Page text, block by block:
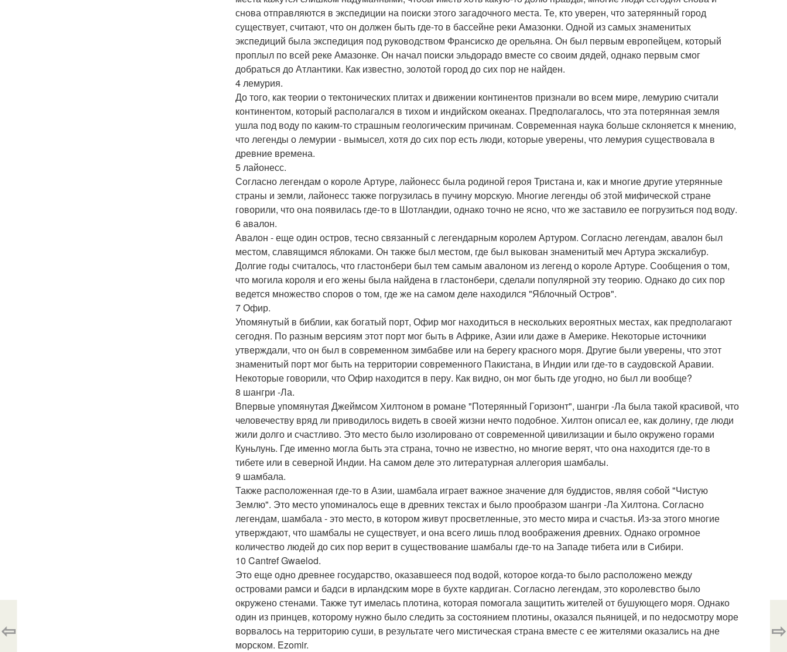
снова отправляются в экспедиции на поиски этого загадочного места. Те, кто уверен, что затерянный город
существует, считают, что он должен быть где-то в бассейне реки Амазонки. Одной из самых знаменитых
экспедиций была экспедиция под руководством Франсиско де орельяна. Он был первым европейцем, который
проплыл по всей реке Амазонке. Он начал поиски эльдорадо вместе со своим дядей, однако первым смог
добраться до Атлантики. Как известно, золотой город до сих пор не найден.
4 лемурия.
До того, как теории о тектонических плитах и движении континентов признали во всем мире, лемурию считали
континентом, который располагался в тихом и индийском океанах. Предполагалось, что эта потерянная земля
ушла под воду по каким-то страшным геологическим причинам. Современная наука больше склоняется к мнению,
что легенды о лемурии - вымысел, хотя до сих пор есть люди, которые уверены, что лемурия существовала в
древние времена.
5 лайонесс.
Согласно легендам о короле Артуре, лайонесс была родиной героя Тристана и, как и многие другие утерянные
страны и земли, лайонесс также погрузилась в пучину морскую. Многие легенды об этой мифической стране
говорили, что она появилась где-то в Шотландии, однако точно не ясно, что же заставило ее погрузиться под воду.
6 авалон.
Авалон - еще один остров, тесно связанный с легендарным королем Артуром. Согласно легендам, авалон был
местом, славящимся яблоками. Он также был местом, где был выкован знаменитый меч Артура экскалибур.
Долгие годы считалось, что гластонбери был тем самым авалоном из легенд о короле Артуре. Сообщения о том,
что могила короля и его жены была найдена в гластонбери, сделали популярной эту теорию. Однако до сих пор
ведется множество споров о том, где же на самом деле находился "Яблочный Остров".
7 Офир.
Упомянутый в библии, как богатый порт, Офир мог находиться в нескольких вероятных местах, как предполагают
сегодня. По разным версиям этот порт мог быть в Африке, Азии или даже в Америке. Некоторые источники
утверждали, что он был в современном зимбабве или на берегу красного моря. Другие были уверены, что этот
знаменитый порт мог быть на территории современного Пакистана, в Индии или где-то в саудовской Аравии.
Некоторые говорили, что Офир находится в перу. Как видно, он мог быть где угодно, но был ли вообще?
8 шангри -Ла.
Впервые упомянутая Джеймсом Хилтоном в романе "Потерянный Горизонт", шангри -Ла была такой красивой, что
человечеству вряд ли приводилось видеть в своей жизни нечто подобное. Хилтон описал ее, как долину, где люди
жили долго и счастливо. Это место было изолировано от современной цивилизации и было окружено горами
Куньлунь. Где именно могла быть эта страна, точно не известно, но многие верят, что она находится где-то в
тибете или в северной Индии. На самом деле это литературная аллегория шамбалы.
9 шамбала.
Также расположенная где-то в Азии, шамбала играет важное значение для буддистов, являя собой "Чистую
Землю". Это место упоминалось еще в древних текстах и было прообразом шангри -Ла Хилтона. Согласно
легендам, шамбала - это место, в котором живут просветленные, это место мира и счастья. Из-за этого многие
утверждают, что шамбалы не существует, и она всего лишь плод воображения древних. Однако огромное
количество людей до сих пор верит в существование шамбалы где-то на Западе тибета или в Сибири.
10 Cantref Gwaelod.
Это еще одно древнее государство, оказавшееся под водой, которое когда-то было расположено между
островами рамси и бадси в ирландским море в бухте кардиган. Согласно легендам, это королевство было
окружено стенами. Также тут имелась плотина, которая помогала защитить жителей от бушующего моря. Однако
один из принцев, которому нужно было следить за состоянием плотины, оказался пьяницей, и по недосмотру море
ворвалось на территорию суши, в результате чего мистическая страна вместе с ее жителями оказались на дне
морском. Ezomir.
⇦ ⇨